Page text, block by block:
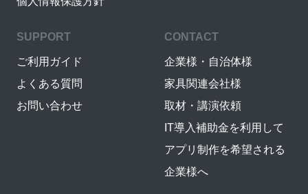
SUPPORT
ご利用ガイド
よくある質問
お問い合わせ
CONTACT
企業様・自治体様
家具関連会社様
取材・講演依頼
IT導入補助金を利用して
アプリ制作を希望される
企業様へ